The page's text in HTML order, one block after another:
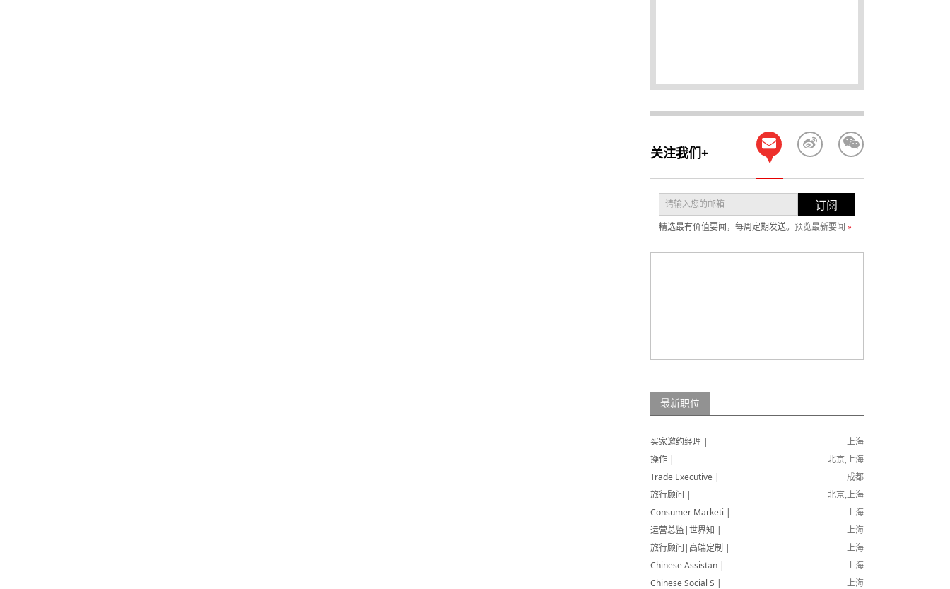
关注我们+
订阅
精选最有价值要闻，每周定期发送。 预览最新要闻 »
最新职位
上海
买家邀约经理 |
北京,上海
操作 |
成都
Trade Executive |
北京,上海
旅行顾问 |
上海
Consumer Marketi |
上海
运营总监|世界知 |
上海
旅行顾问|高端定制 |
上海
Chinese Assistan |
上海
Chinese Social S |